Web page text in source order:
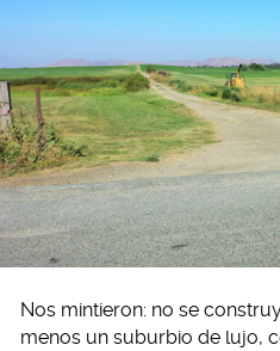
Nos mintieron: no se
menos un suburbio de lujo,